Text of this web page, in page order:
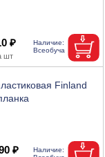
₽
Finland
₽